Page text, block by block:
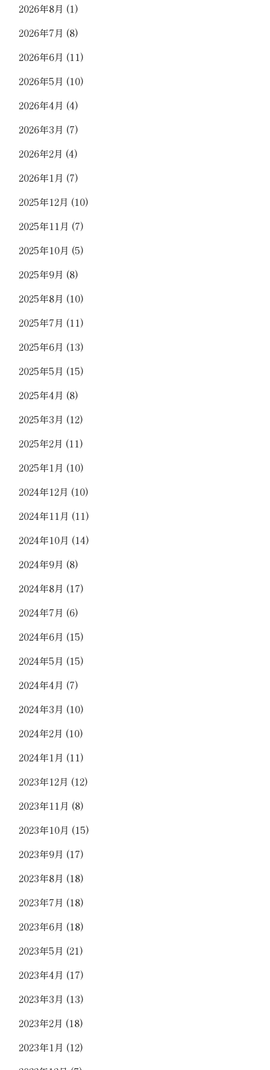
2026年8月 (1)
2026年7月 (8)
2026年6月 (11)
2026年5月 (10)
2026年4月 (4)
2026年3月 (7)
2026年2月 (4)
2026年1月 (7)
2025年12月 (10)
2025年11月 (7)
2025年10月 (5)
2025年9月 (8)
2025年8月 (10)
2025年7月 (11)
2025年6月 (13)
2025年5月 (15)
2025年4月 (8)
2025年3月 (12)
2025年2月 (11)
2025年1月 (10)
2024年12月 (10)
2024年11月 (11)
2024年10月 (14)
2024年9月 (8)
2024年8月 (17)
2024年7月 (6)
2024年6月 (15)
2024年5月 (15)
2024年4月 (7)
2024年3月 (10)
2024年2月 (10)
2024年1月 (11)
2023年12月 (12)
2023年11月 (8)
2023年10月 (15)
2023年9月 (17)
2023年8月 (18)
2023年7月 (18)
2023年6月 (18)
2023年5月 (21)
2023年4月 (17)
2023年3月 (13)
2023年2月 (18)
2023年1月 (12)